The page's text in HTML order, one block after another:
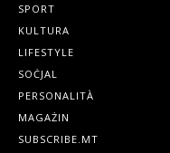
SPORT
KULTURA
LIFESTYLE
SOĊJAL
PERSONALITÀ
MAGAŻIN
SUBSCRIBE.MT